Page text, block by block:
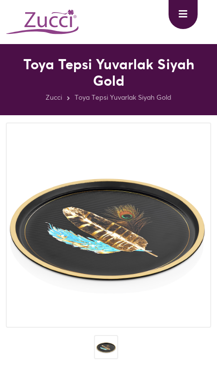
Toya Tepsi Yuvarlak Siyah
Gold
Zucci Toya Tepsi Yuvarlak Siyah Gold